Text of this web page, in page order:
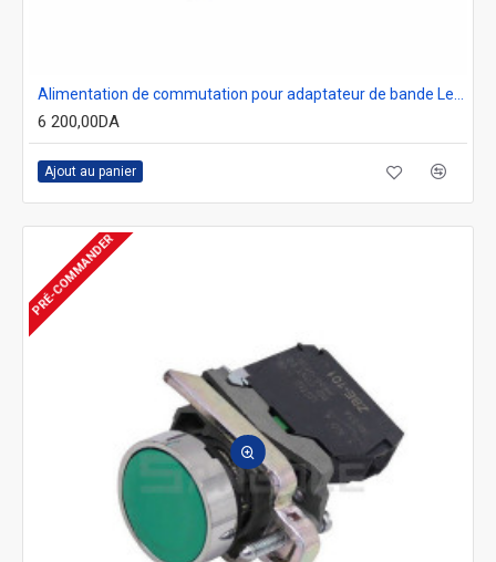
6 200,00DA
Ajout au panier
PRÉ-COMMANDER